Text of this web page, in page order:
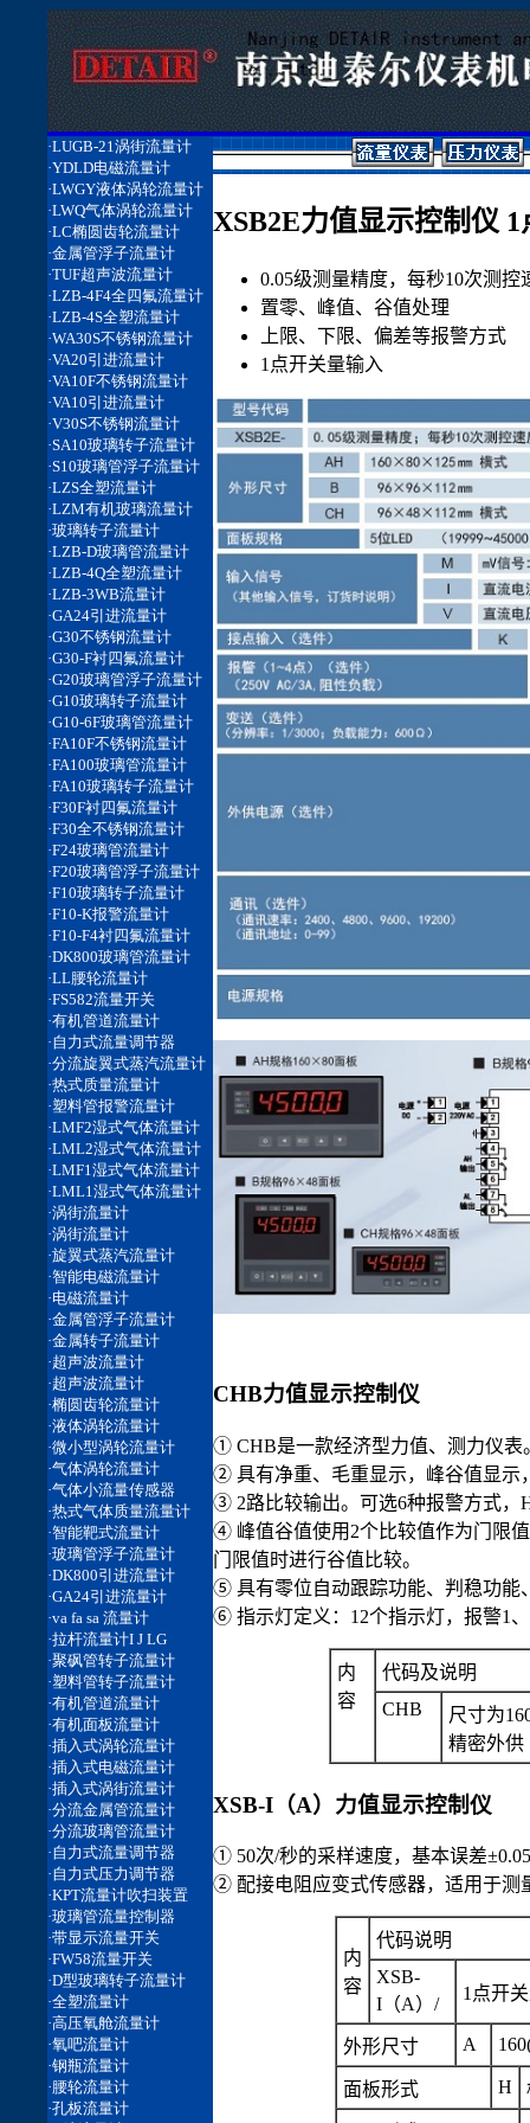
XSB2E力值显示控制仪
0.05级测量精度，每秒10次测控
置零、峰值、谷值处理
上限、下限、偏差等报警方式
1点开关量输入
CHB力值显示控制仪
① CHB是一款经济型力值、测力仪表
② 具有净重、毛重显示，峰谷值显示
③ 2路比较输出。可选6种报警方式
④ 峰值谷值使用2个比较值作为门限
门限值时进行谷值比较。
⑤ 具有零位自动跟踪功能、判稳功能
⑥ 指示灯定义：12个指示灯，报警1
内
容
代码及说明
CHB
尺寸为
精密外供
XSB-I（A）力值显示控制仪
① 50次/秒的采样速度，基本误差
② 配接电阻应变式传感器，适用于测
内
容
代码说明
XSB-
I（A）/
1点开
外形尺寸 A
面板形式 H